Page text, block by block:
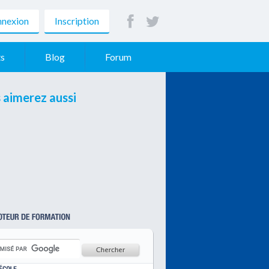
Inscription
Blog Forum
aimerez aussi